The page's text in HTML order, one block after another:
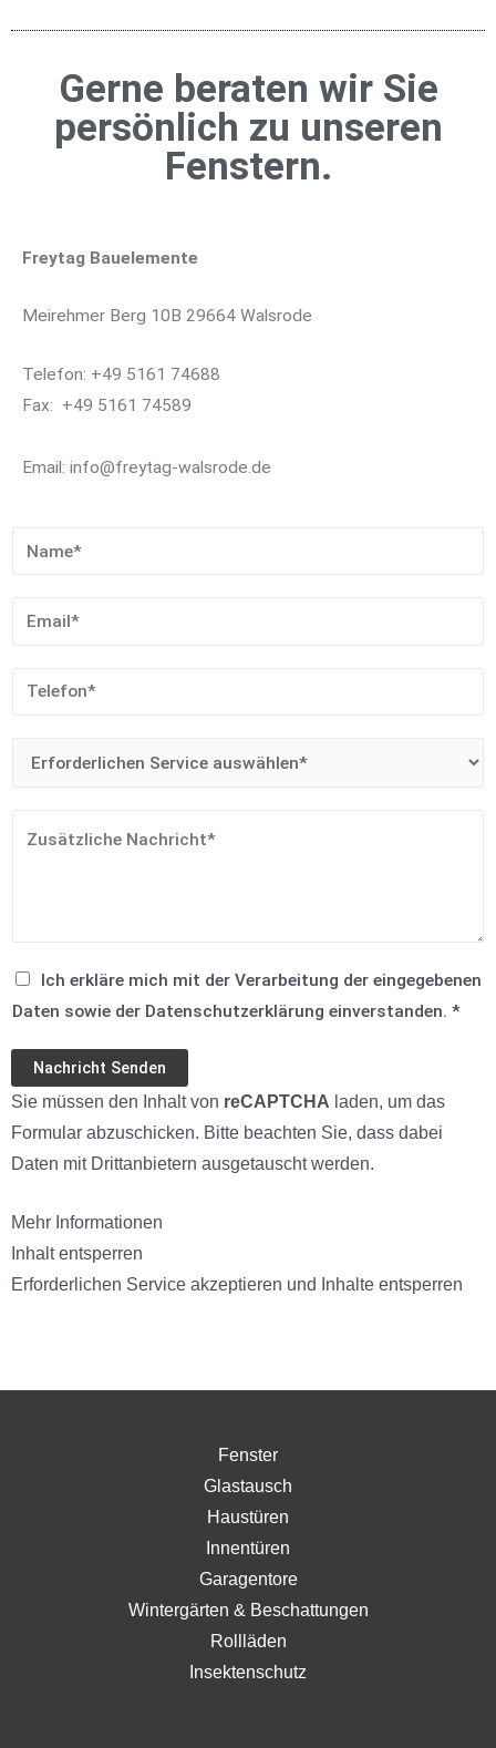
Gerne beraten wir Sie
persönlich zu unseren
Fenstern.
Freytag Bauelemente
Meirehmer Berg 10B 29664 Walsrode
Telefon: +49 5161 74688
Fax: +49 5161 74589
Email: info@freytag-walsrode.de
Ich erkläre mich mit der Verarbeitung der eingegebenen
Daten sowie der Datenschutzerklärung einverstanden. *
Nachricht Senden
Sie müssen den Inhalt von reCAPTCHA laden, um das
Formular abzuschicken. Bitte beachten Sie, dass dabei
Daten mit Drittanbietern ausgetauscht werden.
Mehr Informationen
Inhalt entsperren
Erforderlichen Service akzeptieren und Inhalte entsperren
Fenster
Glastausch
Haustüren
Innentüren
Garagentore
Wintergärten & Beschattungen
Rollläden
Insektenschutz